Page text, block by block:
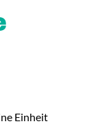
Einheit